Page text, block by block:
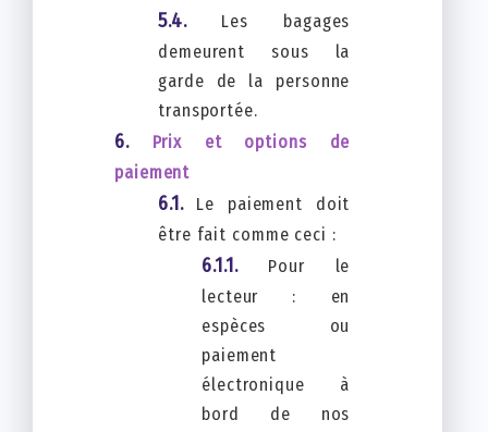
Les bagages
demeurent sous la
garde de la personne
transportée.
Prix et options de
paiement
Le paiement doit
être fait comme ceci :
Pour le
lecteur : en
espèces ou
paiement
électronique à
bord de nos